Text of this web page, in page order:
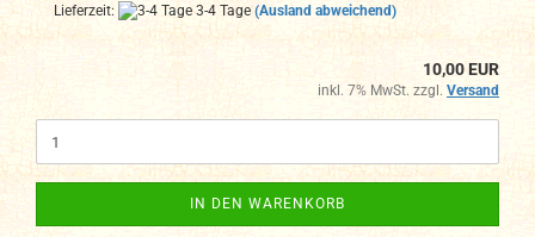
Lieferzeit:
3-4 Tage (Ausland abweichend)
10,00 EUR
inkl. 7% MwSt. zzgl. Versand
IN DEN WARENKORB